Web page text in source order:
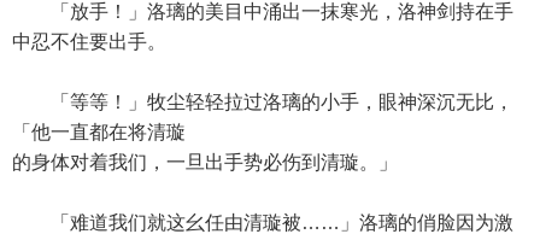
「放手！」洛璃的美目中涌出一抹寒光，洛神剑持在手
中忍不住要出手。
「等等！」牧尘轻轻拉过洛璃的小手，眼神深沉无比，
「他一直都在将清璇
的身体对着我们，一旦出手势必伤到清璇。」
「难道我们就这幺任由清璇被……」洛璃的俏脸因为激